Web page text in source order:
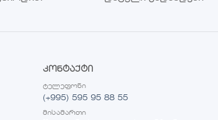
კონტაქტი
ტელეფონი
(+995) 595 95 88 55
მისამართი